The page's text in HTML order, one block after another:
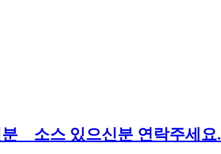
_ 소스 있으신분 연락주세요.